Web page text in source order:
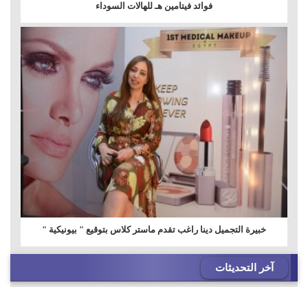
فوائد فيتامين هـ للهالات السوداء
خبيرة التجميل دينا راغب تقدم ماستر كلاس بتوقيع " بيونيكية "
آخر التحديثات